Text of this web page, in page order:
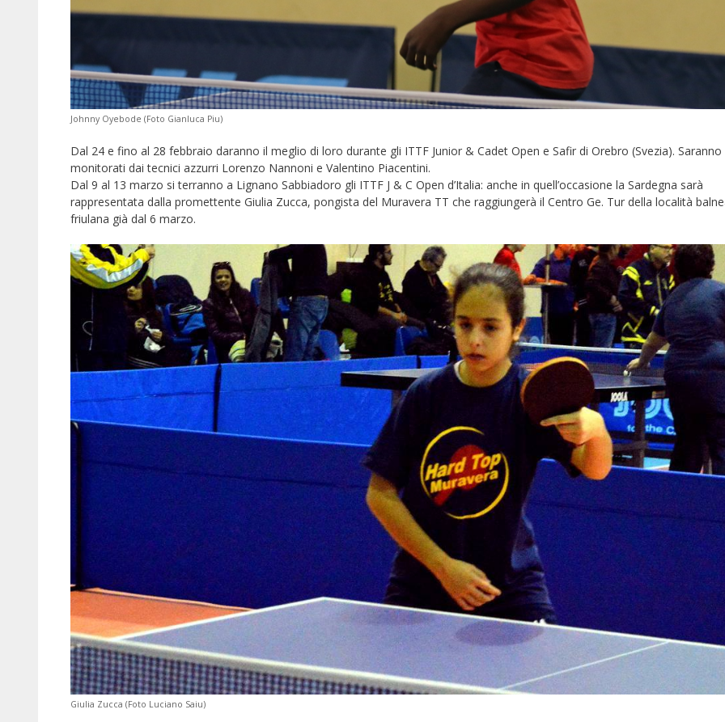
Johnny Oyebode (Foto Gianluca Piu)
Dal 24 e fino al 28 febbraio daranno il meglio di loro durante gli ITTF Junior & Cadet Open e Safir di Orebro (Svezia). Saranno
monitorati dai tecnici azzurri Lorenzo Nannoni e Valentino Piacentini.
Dal 9 al 13 marzo si terranno a Lignano Sabbiadoro gli ITTF J & C Open d’Italia: anche in quell’occasione la Sardegna sarà
rappresentata dalla promettente Giulia Zucca, pongista del Muravera TT che raggiungerà il Centro Ge. Tur della località
friulana già dal 6 marzo.
Giulia Zucca (Foto Luciano Saiu)